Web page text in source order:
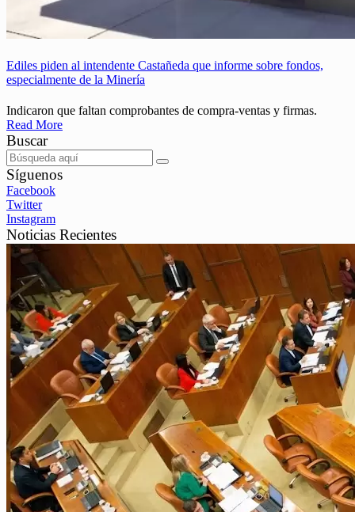
Ediles piden al intendente Castañeda que informe sobre fondos,
especialmente de la Minería
Indicaron que faltan comprobantes de compra-ventas y firmas.
Read More
Buscar
Síguenos
Facebook
Twitter
Instagram
Noticias Recientes